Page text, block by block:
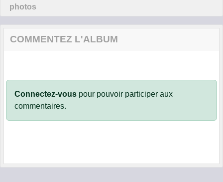
photos
COMMENTEZ L'ALBUM
Connectez-vous pour pouvoir participer aux
commentaires.